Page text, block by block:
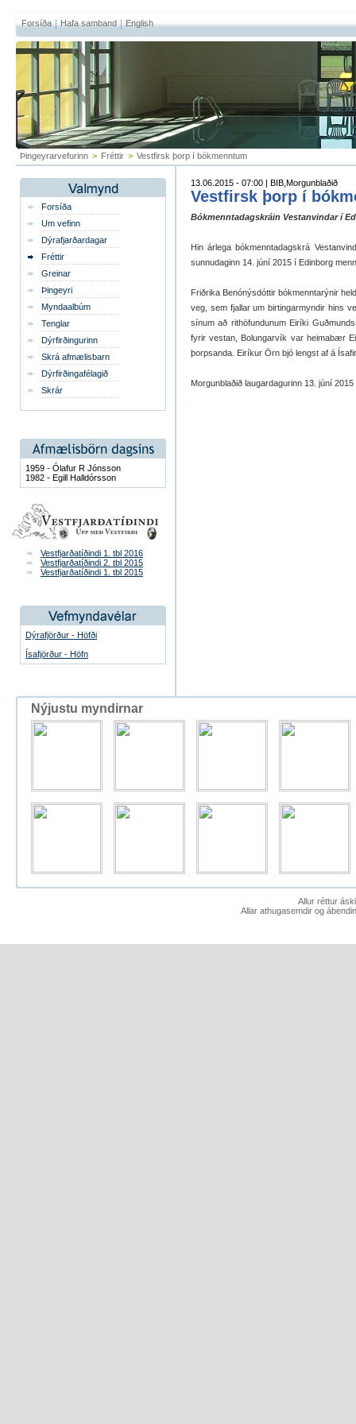
Forsíða Hafa samband English
Þingeyrarvefurinn > Fréttir > Vestfirsk þorp í bókmenntum
Forsíða
Um vefinn
Dýrafjarðardagar
Fréttir
Greinar
Þingeyri
Myndaalbúm
Tenglar
Dýrfirðingurinn
Skrá afmælisbarn
Dýrfirðingafélagið
Skrár
1959 - Ólafur R Jónsson
1982 - Egill Halldórsson
Vestfjarðatíðindi 1. tbl 2016
Vestfjarðatíðindi 2. tbl 2015
Vestfjarðatíðindi 1. tbl 2015
Dýrafjörður - Höfði
Ísafjörður - Höfn
13.06.2015 - 07:00 | BIB,Morgunblaðið
Vestfirsk þorp í
Bókmenntadagskráin Vestanvindar í
Hin árlega bókmenntadagskrá
sunnudaginn 14. júní 2015 í Edinborg
Friðrika Benónýsdóttir bókmenntarýnir
veg, sem fjallar um birtingarmyndir hins
sínum að rithöfundunum Eiríki
fyrir vestan, Bolungarvík var heimabær
þorpsanda. Eiríkur Örn bjó lengst af á
Morgunblaðið laugardagurinn 13. júní 2015
Nýjustu myndirnar
Allur réttur
Allar athugasemdir og